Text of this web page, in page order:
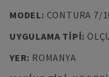
MODEL: CONTURA 7/
UYGULAMA TIPI:
YER: ROMANYA